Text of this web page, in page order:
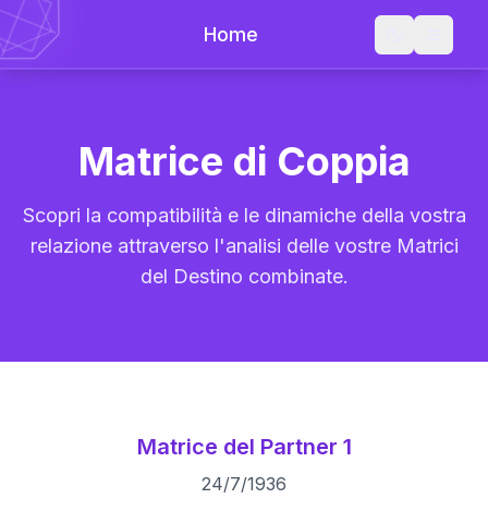
Home
Matrice di Coppia
Scopri la compatibilità e le dinamiche della vostra
relazione attraverso l'analisi delle vostre Matrici
del Destino combinate.
Matrice del Partner 1
24/7/1936